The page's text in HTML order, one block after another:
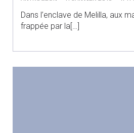
Dans l’enclave de Melilla, aux
frappée par la[…]